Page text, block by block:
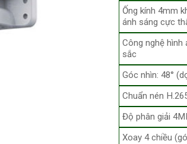
Ống kính 4mm
ánh sáng cực
Công nghệ
sắc
Góc nhìn: 48°
Chuẩn nén
Độ phân giải
Xoay 4 chiều